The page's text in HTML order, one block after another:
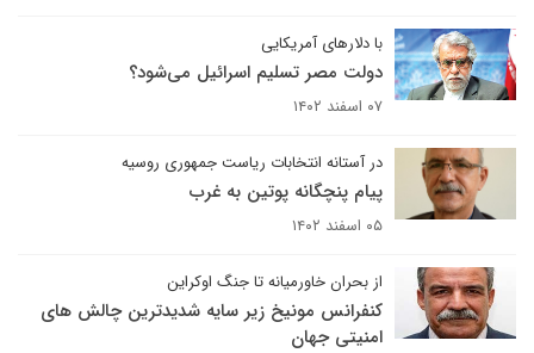
با دلار‌های آمریکایی
دولت مصر تسلیم اسرائیل می‌شود؟
۰۷ اسفند ۱۴۰۲
در آستانه انتخابات ریاست جمهوری روسیه
پیام پنچگانه پوتین به غرب
۰۵ اسفند ۱۴۰۲
از بحران خاورمیانه تا جنگ اوکراین
کنفرانس مونیخ زیر سایه شدیدترین چالش های
امنیتی جهان